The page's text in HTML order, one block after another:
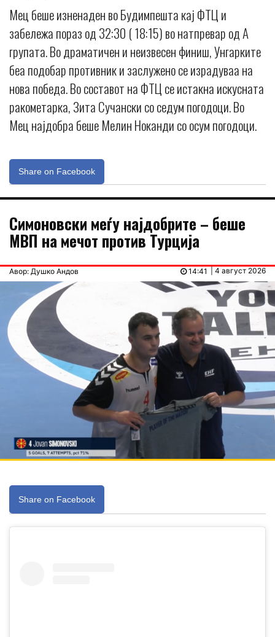
Мец беше изненаден во Будимпешта кај ФТЦ и
забележа пораз од 32:30 ( 18:15) во натпревар од А
групата. Во драматичен и неизвесен финиш, Унгарките
беа подобар противник и заслужено се израдуваа на
нова победа. Во составот на ФТЦ се истакна искусната
ракометарка, Зита Сучански со седум погодоци. Во
Мец најдобра беше Мелин Ноканди со осум погодоци.
Share on Facebook
Симоновски меѓу најдобрите – беше
МВП на мечот против Турција
Авор: Душко Андов | 4 август 2026
14:41
Share on Facebook